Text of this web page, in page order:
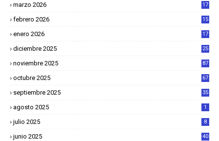
marzo 2026
17
febrero 2026
15
enero 2026
17
diciembre 2025
25
noviembre 2025 87
octubre 2025 67
septiembre 2025 35
agosto 2025 1
julio 2025 8
junio 2025 40